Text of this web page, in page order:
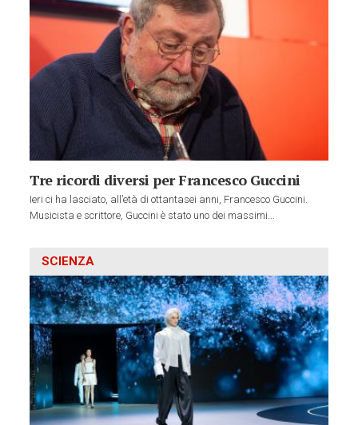
Tre ricordi diversi per Francesco Guccini
Ieri ci ha lasciato, all’età di ottantasei anni, Francesco Guccini.
Musicista e scrittore, Guccini è stato uno dei massimi...
SCIENZA